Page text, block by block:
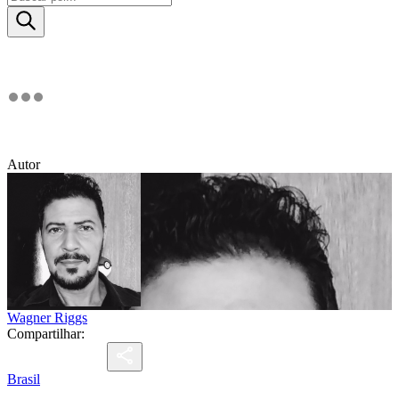
Autor
Wagner Riggs
Compartilhar:
Brasil